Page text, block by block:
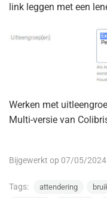
link leggen met een
Werken met
Multi-versie van
Bijgewerkt op 07/05/2024
Tags: attendering